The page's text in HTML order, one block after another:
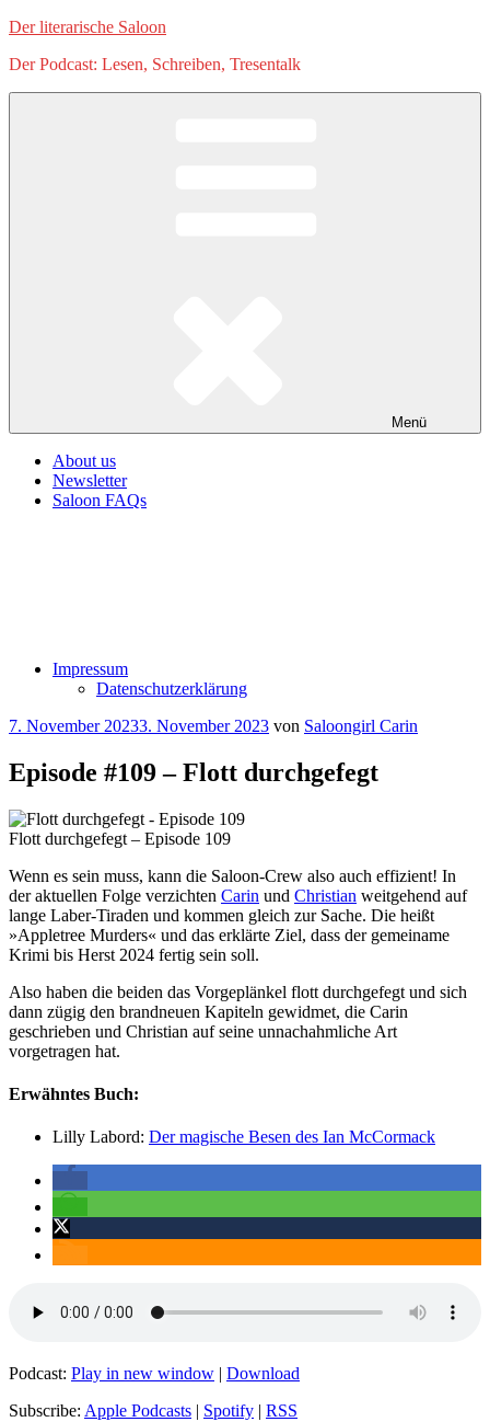
Zum
springen
Der literarische Saloon
Der Podcast: Lesen, Schreiben, Tresentalk
Menü
About us
Newsletter
Saloon FAQs
Impressum
Datenschutzerklärung
Veröffentlicht
7. November 20233. November 2023 von Saloongirl Carin
Episode #109 – Flott durchgefegt
Flott durchgefegt – Episode 109
Wenn es sein muss, kann die Saloon-Crew also auch effizient! In
der aktuellen Folge verzichten Carin und Christian weitgehend auf
lange Laber-Tiraden und kommen gleich zur Sache. Die heißt
»Appletree Murders« und das erklärte Ziel, dass der gemeiname
Krimi bis Herst 2024 fertig sein soll.
Also haben die beiden das Vorgeplänkel flott durchgefegt und sich
dann zügig den brandneuen Kapiteln gewidmet, die Carin
geschrieben und Christian auf seine unnachahmliche Art
vorgetragen hat.
Erwähntes Buch:
Lilly Labord: Der magische Besen des Ian McCormack
Podcast: Play in new window | Download
Subscribe: Apple Podcasts | Spotify | RSS